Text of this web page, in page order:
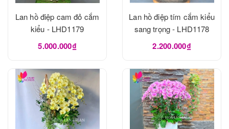
Lan hồ điệp cam đỏ cắm
kiểu - LHD1179
5.000.000₫
Lan hồ điệp tím cắm kiểu
sang trọng - LHD1178
2.200.000₫